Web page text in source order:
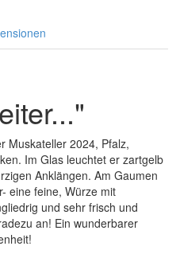
Muskateller 2024, Pfalz,
Im Glas leuchtet er zartgelb
Anklängen. Am Gaumen
eine feine, Würze mit
und sehr frisch und
an! Ein wunderbarer